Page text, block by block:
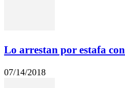
Lo arrestan por estafa
07/14/2018